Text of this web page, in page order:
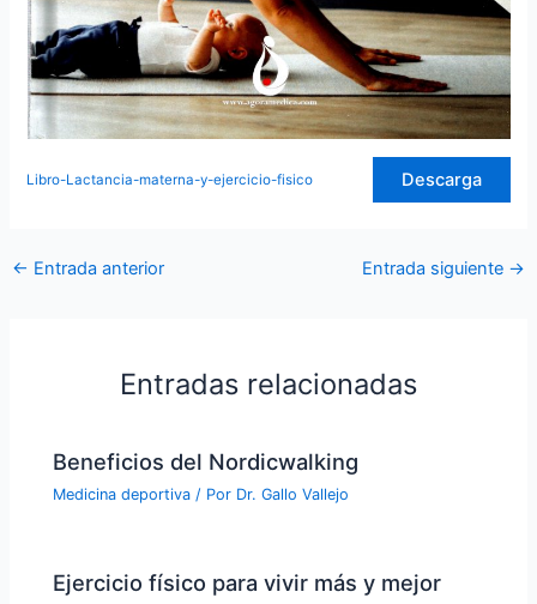
Libro-Lactancia-materna-y-ejercicio-fisico Descarga
← Entrada anterior Entrada siguiente →
Entradas relacionadas
Beneficios del Nordicwalking
Medicina deportiva / Por Dr. Gallo Vallejo
Ejercicio físico para vivir más y mejor